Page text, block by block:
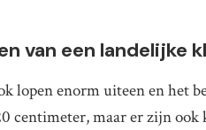
van een landelijke
lopen enorm uiteen en het
centimeter, maar er zijn